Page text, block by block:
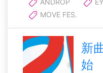
ANDROP
MOVE FES.
新
始